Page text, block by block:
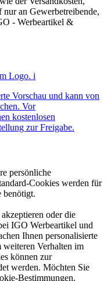
nur an Gewerbetreibende,
- Werbeartikel &
Logo. i
Vorschau und kann von
Vor
kostenlosen
zur Freigabe.
persönliche
Cookies werden für
benötigt.
oder die
IGO Werbeartikel und
Ihnen personalisierte
weiteren Verhalten im
können zur
werden. Möchten Sie
Bestimmungen.